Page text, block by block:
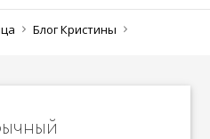
Блог Кристины